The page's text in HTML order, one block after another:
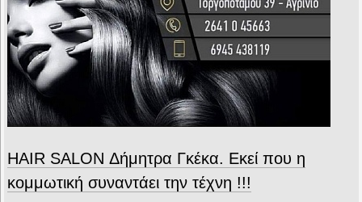
HAIR SALON Δήμητρα Γκέκα. Εκεί που η
κομμωτική συναντάει την τέχνη !!!